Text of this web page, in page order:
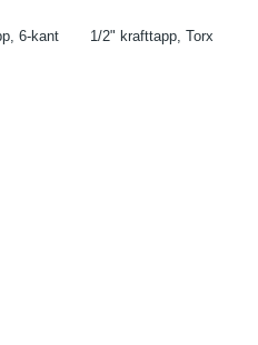
6-kant 1/2" krafttapp, Torx